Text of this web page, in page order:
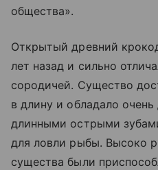
общества».
Открытый древний
лет назад и сильно
сородичей. Существо
в длину и обладало
длинными острыми
для ловли рыбы. Высоко
существа были